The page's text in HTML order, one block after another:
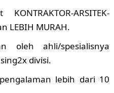
ARSITEK-
LEBIH MURAH.
oleh ahli/spesialisnya
divisi.
lebih dari 10